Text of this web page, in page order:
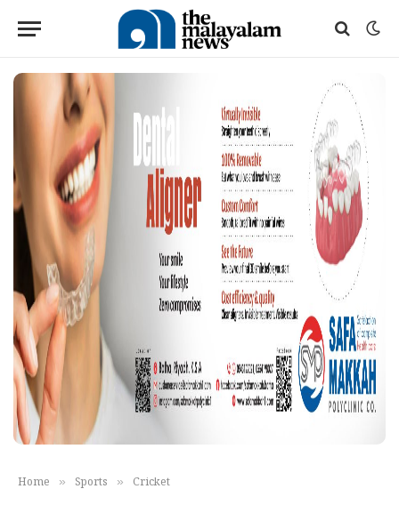
Home » Sports » Cricket